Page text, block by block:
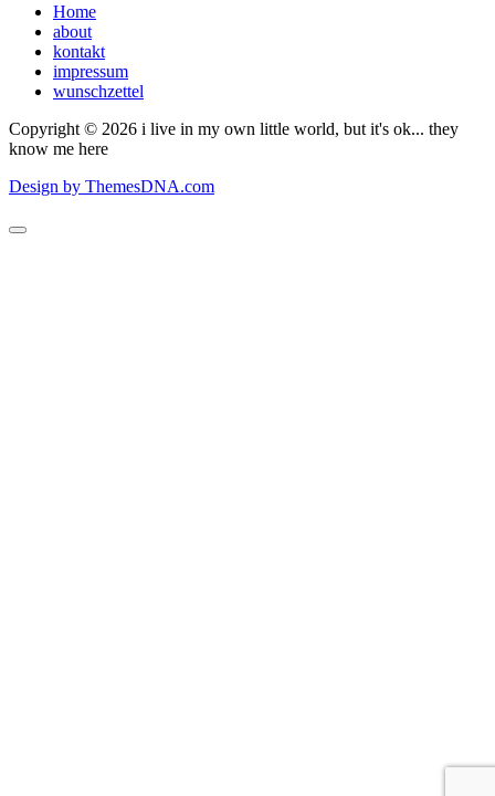
Home
about
kontakt
impressum
wunschzettel
Copyright © 2026 i live in my own little world, but it's ok... they
know me here
Design by ThemesDNA.com
Scroll